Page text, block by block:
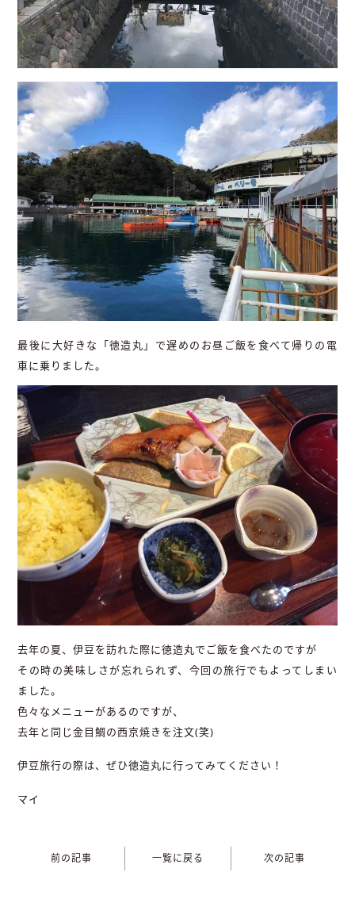
最後に大好きな「徳造丸」で遅めのお昼ご飯を食べて帰りの電
車に乗りました。
去年の夏、伊豆を訪れた際に徳造丸でご飯を食べたのですが
その時の美味しさが忘れられず、今回の旅行でもよってしまい
ました。
色々なメニューがあるのですが、
去年と同じ金目鯛の西京焼きを注文(笑)
伊豆旅行の際は、ぜひ徳造丸に行ってみてください！
マイ
前の記事 一覧に戻る 次の記事